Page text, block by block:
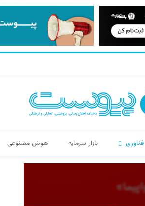
فناوری بازار سرمایه هوش مصنوعی